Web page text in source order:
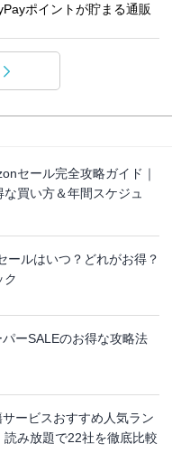
ポイントが貯まる通販
セール完全攻略ガイド｜
買い方＆年間スケジュ
ールはいつ？どれがお得？
ク
パーSALEのお得な攻略法
サービスおすすめ人気ラン
み放題で22社を徹底比較